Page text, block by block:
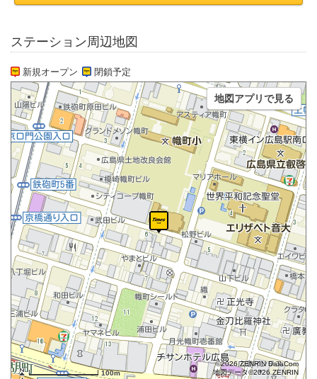
ステーション周辺地図
新規オープン 閉鎖予定
100m
©2026 ZENRIN DataCom
地図データ©2026 ZENRIN
地図アプリで見る